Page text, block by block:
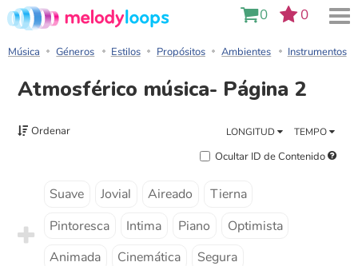
0 0
Música Géneros Estilos Propósitos Ambientes Instrumentos
Atmosférico música- Página 2
Ordenar LONGITUD TEMPO
Ocultar ID de Contenido
Suave Jovial Aireado
Tierna
Pintoresca
Intima Piano
Optimista
Animada
Cinemática
Segura